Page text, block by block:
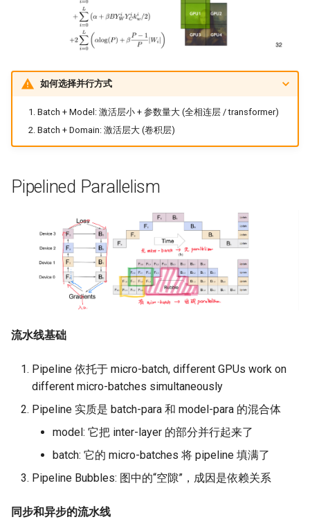
如何选择并行方式
Batch + Model: 激活层小 + 参数量大 (全相连层 / transformer)
Batch + Domain: 激活层大 (卷积层)
Pipelined Parallelism
流水线基础
Pipeline 依托于 micro-batch, different GPUs work on
different micro-batches simultaneously
Pipeline 实质是 batch-para 和 model-para 的混合体
model: 它把 inter-layer 的部分并行起来了
batch: 它的 micro-batches 将 pipeline 填满了
Pipeline Bubbles: 图中的“空隙”，成因是依赖关系
同步和异步的流水线